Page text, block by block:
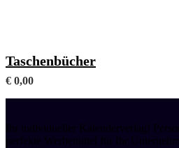
Taschenbücher
€ 0,00
Ihr individueller Kalenderverlag!
perfekte Werbemittel für Ihr